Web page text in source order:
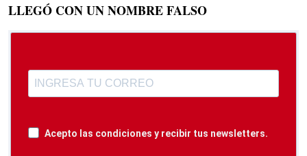
LLEGÓ CON UN NOMBRE FALSO
Acepto las condiciones y recibir tus newsletters.